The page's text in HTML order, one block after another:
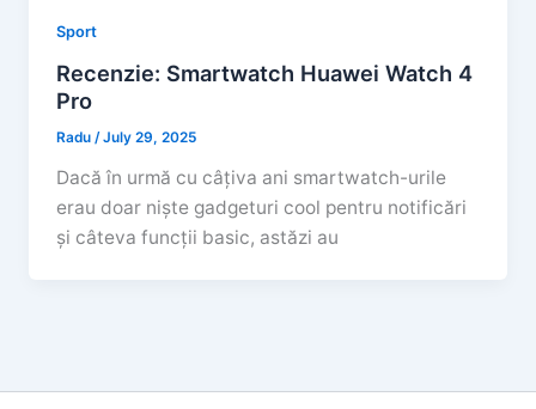
Sport
Recenzie: Smartwatch Huawei Watch 4
Pro
Radu/July 29, 2025
Dacă în urmă cu câțiva ani smartwatch-urile
erau doar niște gadgeturi cool pentru notificări
și câteva funcții basic, astăzi au